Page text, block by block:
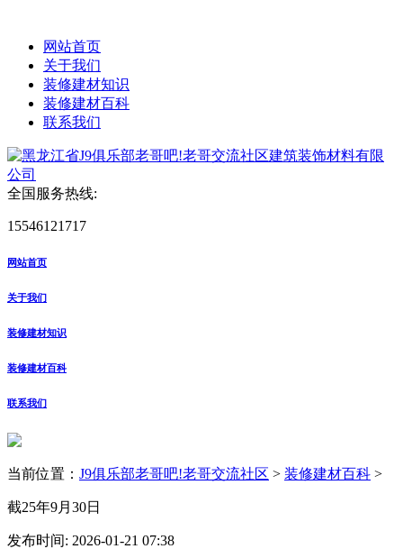
网站首页
关于我们
装修建材知识
装修建材百科
联系我们
全国服务热线:
15546121717
网站首页
关于我们
装修建材知识
装修建材百科
联系我们
当前位置： J9俱乐部老哥吧!老哥交流社区 > 装修建材百科 >
截25年9月30日
发布时间: 2026-01-21 07:38